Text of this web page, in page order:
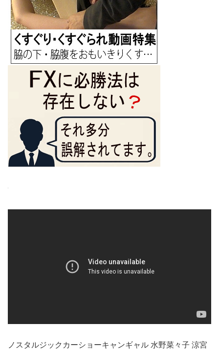
ノスタルジックカーショーキャンギャル 水野菜々子 涼宮